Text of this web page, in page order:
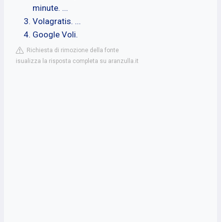
minute. ...
Volagratis. ...
Google Voli.
Richiesta di rimozione della fonte
isualizza la risposta completa su aranzulla.it